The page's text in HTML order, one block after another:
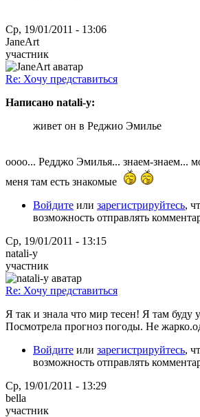
Ср, 19/01/2011 - 13:06
JaneArt
участник
Re: Хочу представиться
Написано natali-y:
живет он в Реджио Эмилье
оооо... Редджо Эмилья... знаем-знаем...
меня там есть знакомые
Войдите или зарегистрируйтесь,
возможность отправлять
Ср, 19/01/2011 - 13:15
natali-y
участник
Re: Хочу представиться
Я так и знала что мир тесен! Я там буду
Посмотрела прогноз погоды. Не
Войдите или зарегистрируйтесь,
возможность отправлять
Ср, 19/01/2011 - 13:29
bella
участник